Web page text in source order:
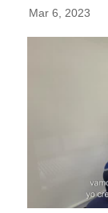
Mar 6, 2023